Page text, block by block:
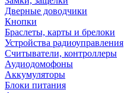
Дверные доводчики
Кнопки
Браслеты, карты и брелоки
Устройства радиоуправления
Считыватели, контроллеры
Аудиодомофоны
Аккумуляторы
Блоки питания